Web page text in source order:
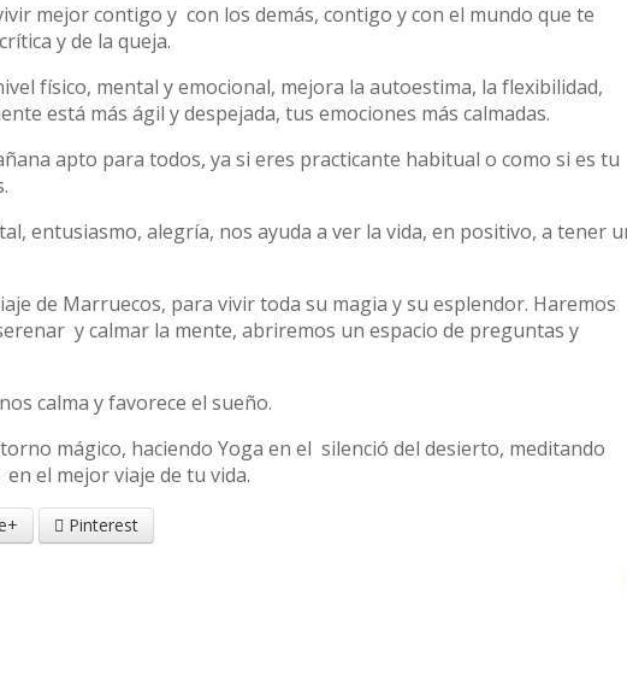
mejor contigo y con los demás, contigo y con el mundo que te
y de la queja.
físico, mental y emocional, mejora la autoestima, la flexibilidad,
está más ágil y despejada, tus emociones más calmadas.
apto para todos, ya si eres practicante habitual o como si es tu
entusiasmo, alegría, nos ayuda a ver la vida, en positivo, a tener
de Marruecos, para vivir toda su magia y su esplendor. Haremos
y calmar la mente, abriremos un espacio de preguntas y
calma y favorece el sueño.
mágico, haciendo Yoga en el silenció del desierto, meditando
el mejor viaje de tu vida.
Pinterest